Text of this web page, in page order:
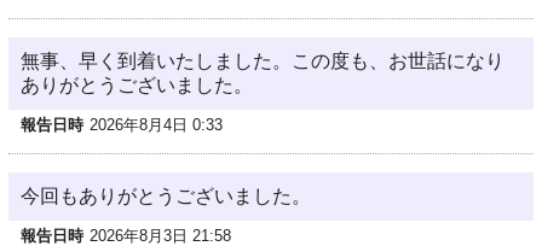
無事、早く到着いたしました。この度も、お世話になり
ありがとうございました。
報告日時 2026年8月4日 0:33
今回もありがとうございました。
報告日時 2026年8月3日 21:58